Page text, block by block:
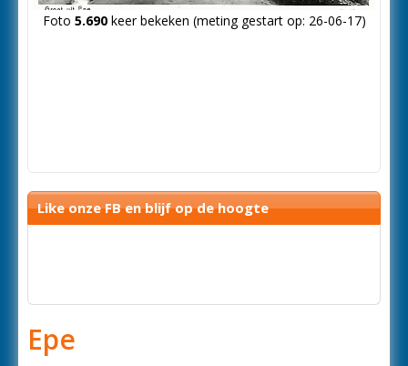
Foto 5.690keer bekeken (meting gestart op: 26-06-17)
Like onze FB en blijf op de hoogte
Epe